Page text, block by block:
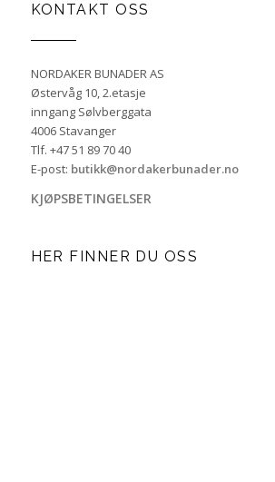
KONTAKT OSS
NORDAKER BUNADER AS
Østervåg 10, 2.etasje
inngang Sølvberggata
4006 Stavanger
Tlf. +47 51 89 70 40
E-post: butikk@nordakerbunader.no
KJØPSBETINGELSER
HER FINNER DU OSS